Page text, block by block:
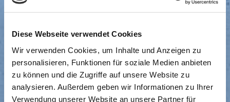
Diese Webseite verwendet Cookies
Wir verwenden Cookies, um Inhalte und Anzeigen zu
personalisieren, Funktionen für soziale Medien anbieten
zu können und die Zugriffe auf unsere Website zu
analysieren. Außerdem geben wir Informationen zu Ihrer
Verwendung unserer Website an unsere Partner für
AQUA-POWER Rohrreinigung
Louvecienner Weg 17
88709 Meersburg
 0171 4982937